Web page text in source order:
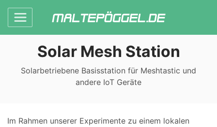
Solar Mesh Station
Solarbetriebene Basisstation für Meshtastic und
andere IoT Geräte
Im Rahmen unserer Experimente zu einem lokalen